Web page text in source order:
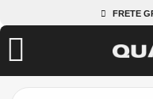
FRETE